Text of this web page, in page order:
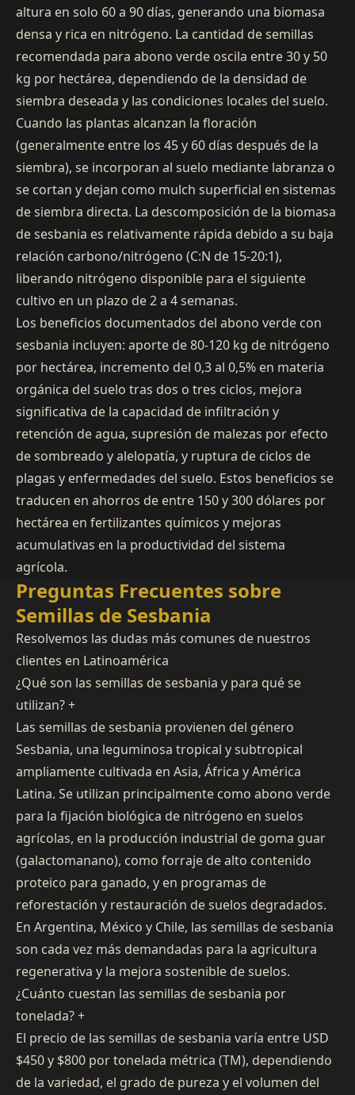
altura en solo 60 a 90 días, generando una biomasa
densa y rica en nitrógeno. La cantidad de semillas
recomendada para abono verde oscila entre 30 y 50
kg por hectárea, dependiendo de la densidad de
siembra deseada y las condiciones locales del suelo.
Cuando las plantas alcanzan la floración
(generalmente entre los 45 y 60 días después de la
siembra), se incorporan al suelo mediante labranza o
se cortan y dejan como mulch superficial en sistemas
de siembra directa. La descomposición de la biomasa
de sesbania es relativamente rápida debido a su baja
relación carbono/nitrógeno (C:N de 15-20:1),
liberando nitrógeno disponible para el siguiente
cultivo en un plazo de 2 a 4 semanas.
Los beneficios documentados del abono verde con
sesbania incluyen: aporte de 80-120 kg de nitrógeno
por hectárea, incremento del 0,3 al 0,5% en materia
orgánica del suelo tras dos o tres ciclos, mejora
significativa de la capacidad de infiltración y
retención de agua, supresión de malezas por efecto
de sombreado y alelopatía, y ruptura de ciclos de
plagas y enfermedades del suelo. Estos beneficios se
traducen en ahorros de entre 150 y 300 dólares por
hectárea en fertilizantes químicos y mejoras
acumulativas en la productividad del sistema
agrícola.
Preguntas Frecuentes sobre
Semillas de Sesbania
Resolvemos las dudas más comunes de nuestros
clientes en Latinoamérica
¿Qué son las semillas de sesbania y para qué se
utilizan?+
Las semillas de sesbania provienen del género
Sesbania, una leguminosa tropical y subtropical
ampliamente cultivada en Asia, África y América
Latina. Se utilizan principalmente como abono verde
para la fijación biológica de nitrógeno en suelos
agrícolas, en la producción industrial de goma guar
(galactomanano), como forraje de alto contenido
proteico para ganado, y en programas de
reforestación y restauración de suelos degradados.
En Argentina, México y Chile, las semillas de sesbania
son cada vez más demandadas para la agricultura
regenerativa y la mejora sostenible de suelos.
¿Cuánto cuestan las semillas de sesbania por
tonelada?+
El precio de las semillas de sesbania varía entre USD
$450 y $800 por tonelada métrica (TM), dependiendo
de la variedad, el grado de pureza y el volumen del